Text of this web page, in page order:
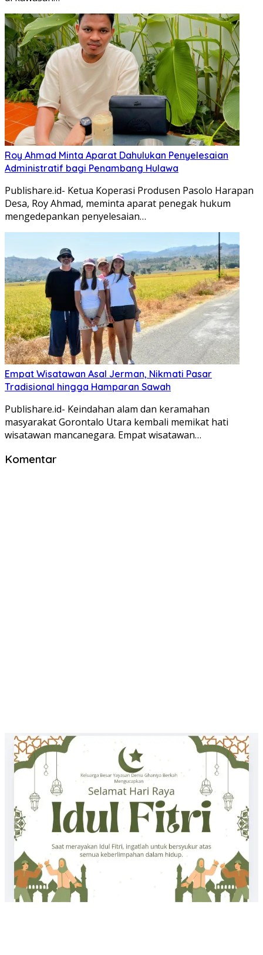
Roy Ahmad Minta Aparat Dahulukan Penyelesaian
Administratif bagi Penambang Hulawa
Publishare.id- Ketua Koperasi Produsen Pasolo Harapan
Desa, Roy Ahmad, meminta aparat penegak hukum
mengedepankan penyelesaian…
Empat Wisatawan Asal Jerman, Nikmati Pasar
Tradisional hingga Hamparan Sawah
Publishare.id- Keindahan alam dan keramahan
masyarakat Gorontalo Utara kembali memikat hati
wisatawan mancanegara. Empat wisatawan…
Komentar